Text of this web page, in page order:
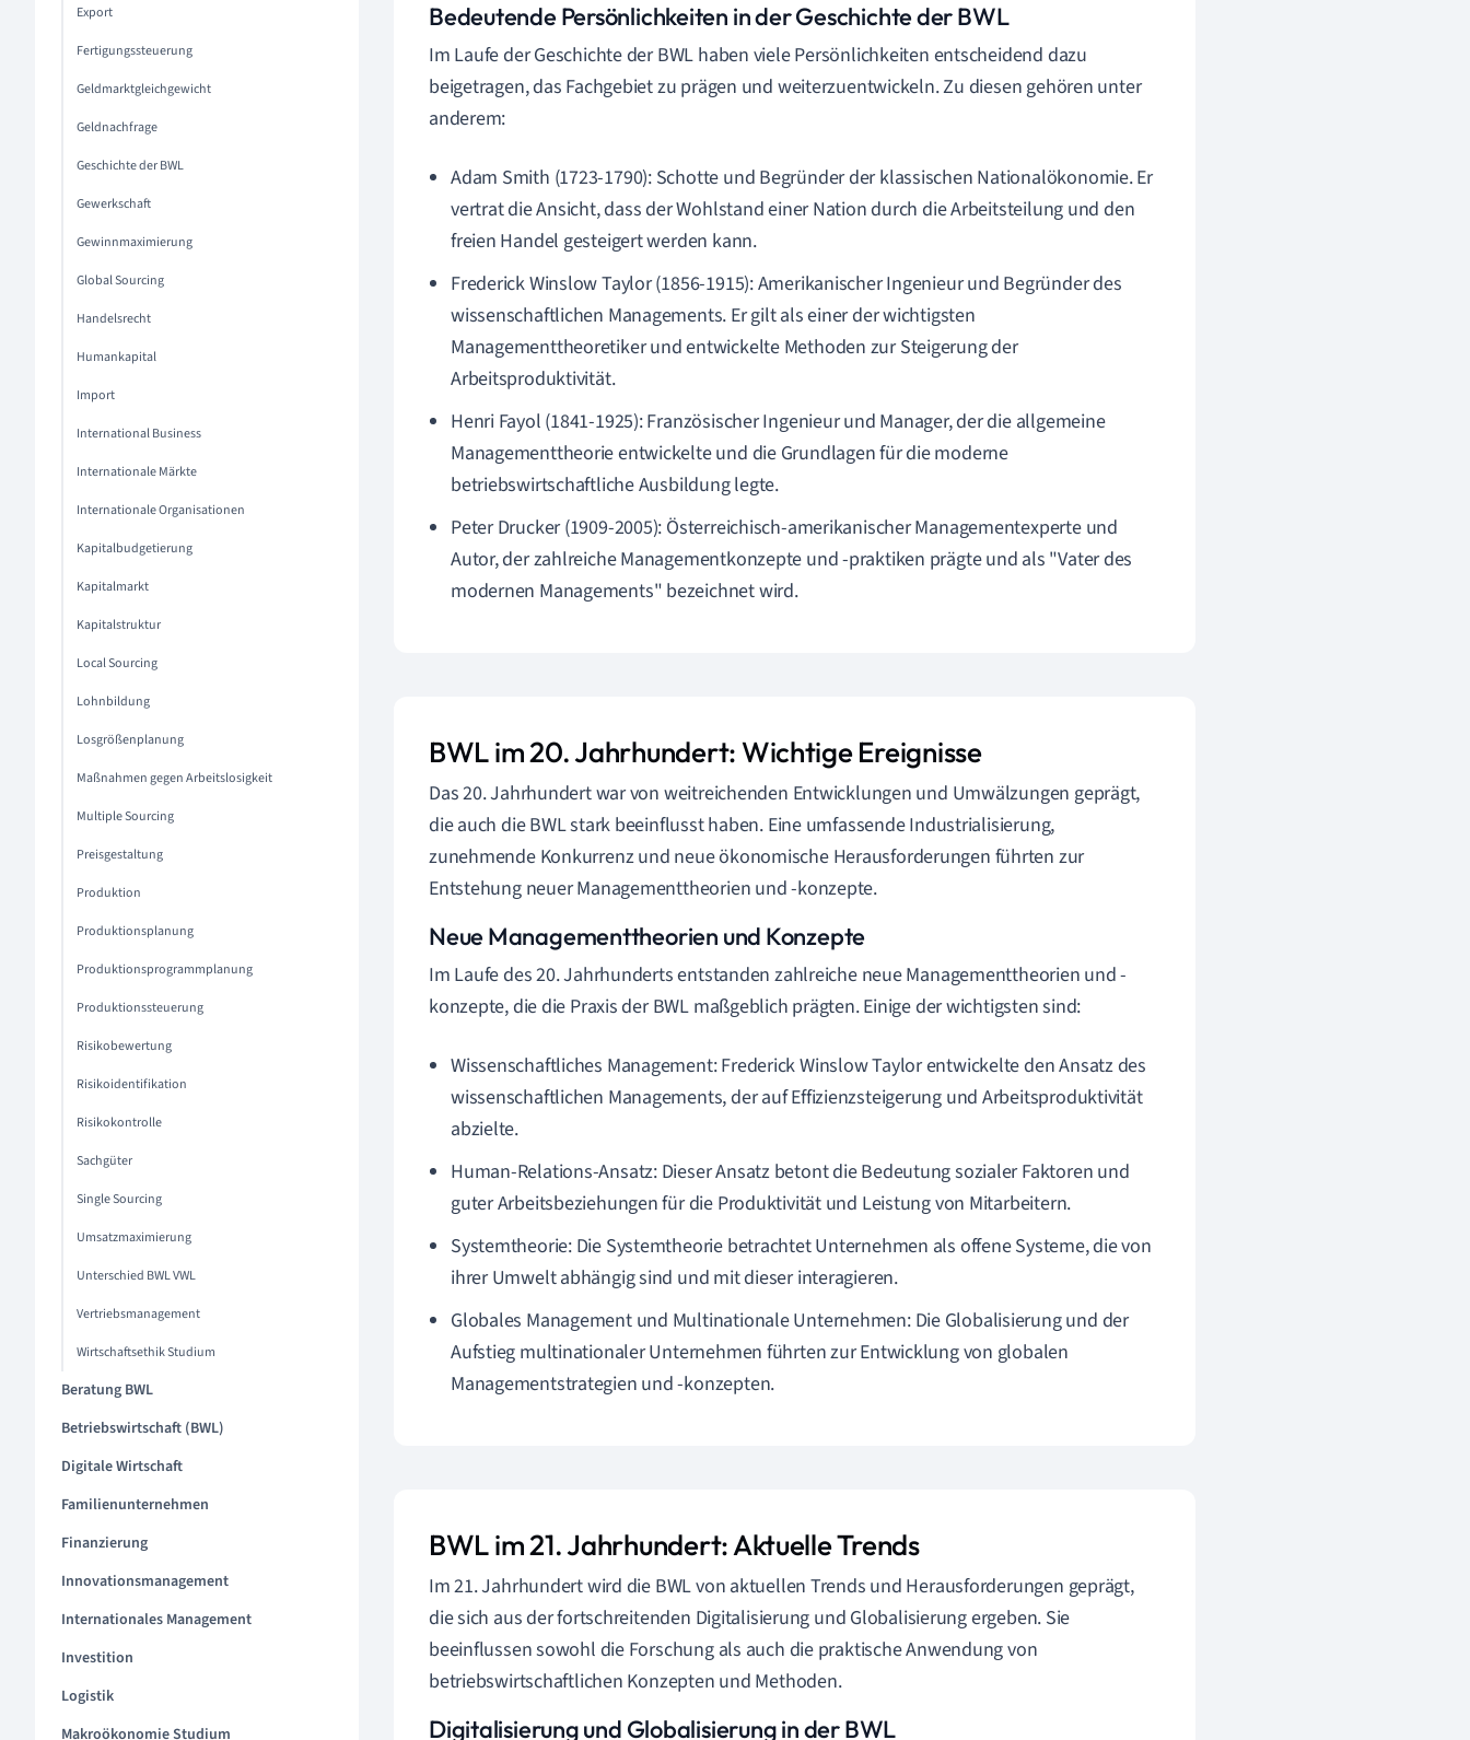
Export
Fertigungssteuerung
Geldmarktgleichgewicht
Geldnachfrage
Geschichte der BWL
Gewerkschaft
Gewinnmaximierung
Global Sourcing
Handelsrecht
Humankapital
Import
International Business
Internationale Märkte
Internationale Organisationen
Kapitalbudgetierung
Kapitalmarkt
Kapitalstruktur
Local Sourcing
Lohnbildung
Losgrößenplanung
Maßnahmen gegen Arbeitslosigkeit
Multiple Sourcing
Preisgestaltung
Produktion
Produktionsplanung
Produktionsprogrammplanung
Produktionssteuerung
Risikobewertung
Risikoidentifikation
Risikokontrolle
Sachgüter
Single Sourcing
Umsatzmaximierung
Unterschied BWL VWL
Vertriebsmanagement
Wirtschaftsethik Studium
Beratung BWL
Betriebswirtschaft (BWL)
Digitale Wirtschaft
Familienunternehmen
Finanzierung
Innovationsmanagement
Internationales Management
Investition
Logistik
Makroökonomie Studium
Bedeutende Persönlichkeiten in der Geschichte der BWL
Im Laufe der Geschichte der BWL haben viele Persönlichkeiten entscheidend dazu
beigetragen, das Fachgebiet zu prägen und weiterzuentwickeln. Zu diesen gehören unter
anderem:
Adam Smith (1723-1790): Schotte und Begründer der klassischen Nationalökonomie. Er
vertrat die Ansicht, dass der Wohlstand einer Nation durch die Arbeitsteilung und den
freien Handel gesteigert werden kann.
Frederick Winslow Taylor (1856-1915): Amerikanischer Ingenieur und Begründer des
wissenschaftlichen Managements. Er gilt als einer der wichtigsten
Managementtheoretiker und entwickelte Methoden zur Steigerung der
Arbeitsproduktivität.
Henri Fayol (1841-1925): Französischer Ingenieur und Manager, der die allgemeine
Managementtheorie entwickelte und die Grundlagen für die moderne
betriebswirtschaftliche Ausbildung legte.
Peter Drucker (1909-2005): Österreichisch-amerikanischer Managementexperte und
Autor, der zahlreiche Managementkonzepte und -praktiken prägte und als "Vater des
modernen Managements" bezeichnet wird.
BWL im 20. Jahrhundert: Wichtige Ereignisse
Das 20. Jahrhundert war von weitreichenden Entwicklungen und Umwälzungen geprägt,
die auch die BWL stark beeinflusst haben. Eine umfassende Industrialisierung,
zunehmende Konkurrenz und neue ökonomische Herausforderungen führten zur
Entstehung neuer Managementtheorien und -konzepte.
Neue Managementtheorien und Konzepte
Im Laufe des 20. Jahrhunderts entstanden zahlreiche neue Managementtheorien und -
konzepte, die die Praxis der BWL maßgeblich prägten. Einige der wichtigsten sind:
Wissenschaftliches Management: Frederick Winslow Taylor entwickelte den Ansatz des
wissenschaftlichen Managements, der auf Effizienzsteigerung und Arbeitsproduktivität
abzielte.
Human-Relations-Ansatz: Dieser Ansatz betont die Bedeutung sozialer Faktoren und
guter Arbeitsbeziehungen für die Produktivität und Leistung von Mitarbeitern.
Systemtheorie: Die Systemtheorie betrachtet Unternehmen als offene Systeme, die von
ihrer Umwelt abhängig sind und mit dieser interagieren.
Globales Management und Multinationale Unternehmen: Die Globalisierung und der
Aufstieg multinationaler Unternehmen führten zur Entwicklung von globalen
Managementstrategien und -konzepten.
BWL im 21. Jahrhundert: Aktuelle Trends
Im 21. Jahrhundert wird die BWL von aktuellen Trends und Herausforderungen geprägt,
die sich aus der fortschreitenden Digitalisierung und Globalisierung ergeben. Sie
beeinflussen sowohl die Forschung als auch die praktische Anwendung von
betriebswirtschaftlichen Konzepten und Methoden.
Digitalisierung und Globalisierung in der BWL